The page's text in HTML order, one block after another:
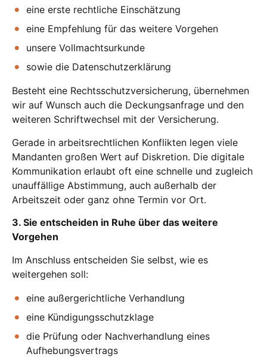
eine erste rechtliche Einschätzung
eine Empfehlung für das weitere Vorgehen
unsere Vollmachtsurkunde
sowie die Datenschutzerklärung
Besteht eine Rechtsschutzversicherung, übernehmen
wir auf Wunsch auch die Deckungsanfrage und den
weiteren Schriftwechsel mit der Versicherung.
Gerade in arbeitsrechtlichen Konflikten legen viele
Mandanten großen Wert auf Diskretion. Die digitale
Kommunikation erlaubt oft eine schnelle und zugleich
unauffällige Abstimmung, auch außerhalb der
Arbeitszeit oder ganz ohne Termin vor Ort.
3. Sie entscheiden in Ruhe über das weitere
Vorgehen
Im Anschluss entscheiden Sie selbst, wie es
weitergehen soll:
eine außergerichtliche Verhandlung
eine Kündigungsschutzklage
die Prüfung oder Nachverhandlung eines
Aufhebungsvertrags